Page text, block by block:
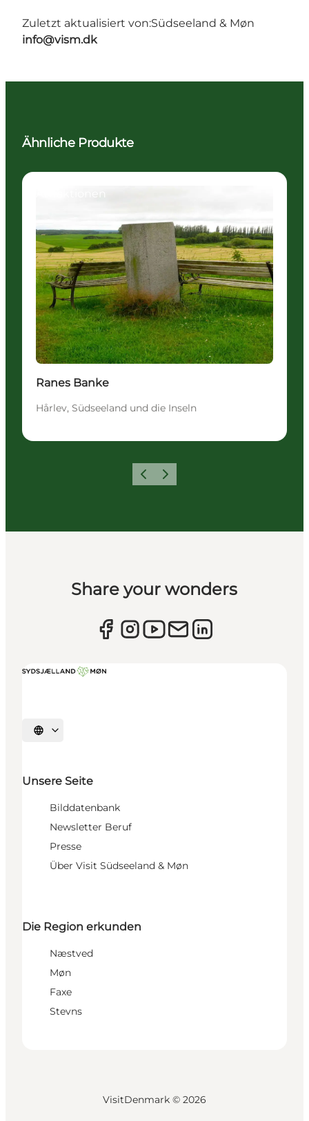
Zuletzt aktualisiert von:Südseeland & Møn
info@vism.dk
Ähnliche Produkte
Ranes Banke
Hårlev, Südseeland und die Inseln
ZurückWeiter
Share your wonders
Sprache auswählen
Unsere Seite
Bilddatenbank
Newsletter Beruf
Presse
Über Visit Südseeland & Møn
Die Region erkunden
Næstved
Møn
Faxe
Stevns
VisitDenmark © 2026